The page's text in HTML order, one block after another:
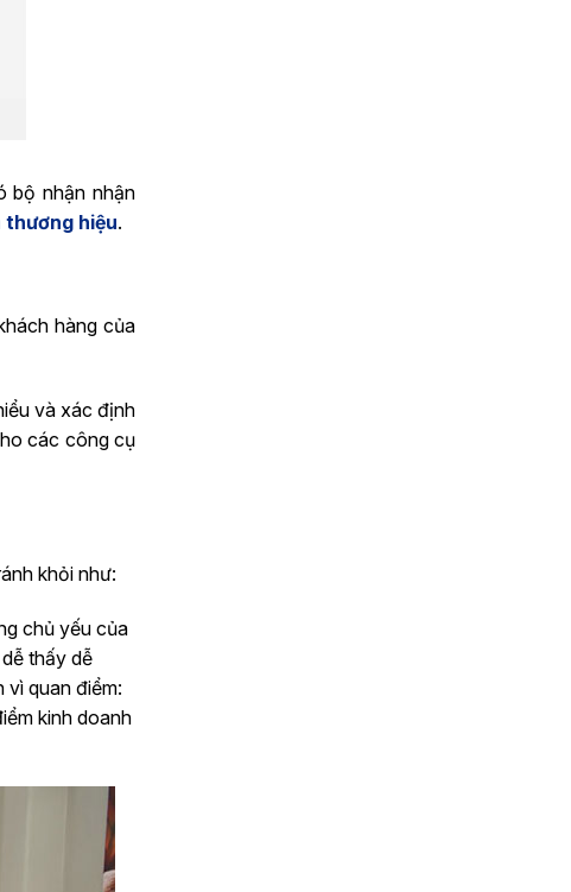
bộ nhận nhận
thương hiệu.
hàng của
và xác định
các công cụ
khỏi như:
chủ yếu của
thấy dễ
vì quan điểm:
kinh doanh